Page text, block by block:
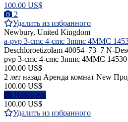
100.00 US$
2
Удалить из избранного
Newbury, United Kingdom
a-pvp 3-cmc 4-cmc 3mmc 4MMC
Deschloroetizolam 40054–73–7 N-
pvp 3-cmc 4-cmc 3mmc 4MMC
100.00 US$
2 лет назад Аренда комнат New
100.00 US$
Написать
100.00 US$
Удалить из избранного